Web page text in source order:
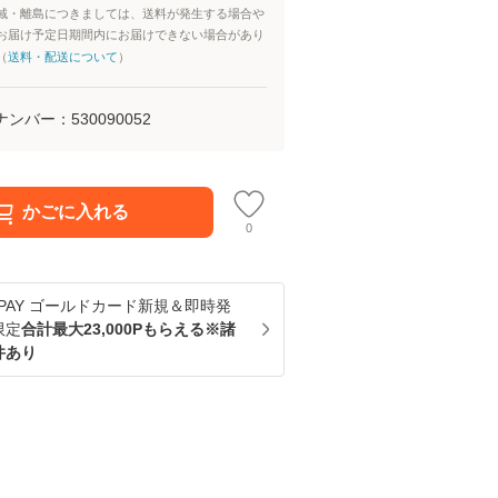
・離島につきましては、送料が発生する場合や
届け予定日期間内にお届けできない場合があり
送料・配送について ）
ンバー： 530090052
かごに入れる
0
ゴールドカード新規＆即時発
定合計最大23,000Pもらえる※諸
あり